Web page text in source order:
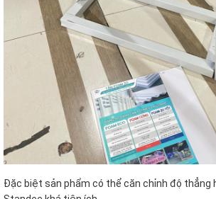
Đặc biệt sản phẩm có thể căn chỉnh độ thẳng